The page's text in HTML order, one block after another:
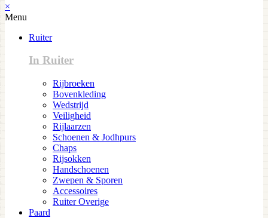
×
Menu
Ruiter
In Ruiter
Rijbroeken
Bovenkleding
Wedstrijd
Veiligheid
Rijlaarzen
Schoenen & Jodhpurs
Chaps
Rijsokken
Handschoenen
Zwepen & Sporen
Accessoires
Ruiter Overige
Paard